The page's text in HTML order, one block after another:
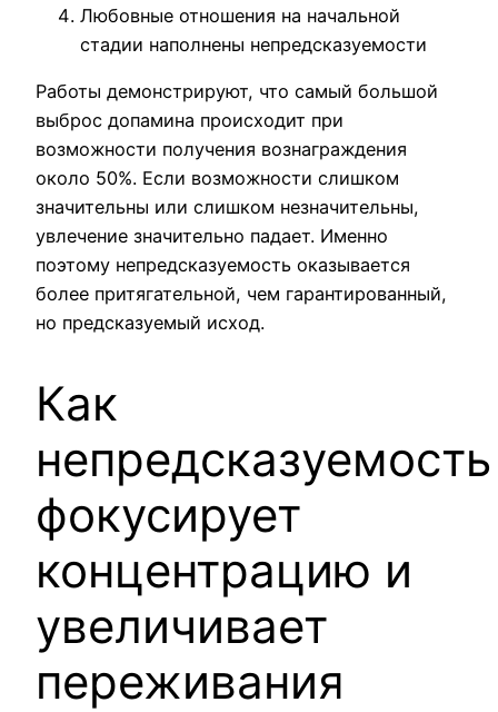
Любовные отношения на начальной
стадии наполнены непредсказуемости
Работы демонстрируют, что самый большой
выброс допамина происходит при
возможности получения вознаграждения
около 50%. Если возможности слишком
значительны или слишком незначительны,
увлечение значительно падает. Именно
поэтому непредсказуемость оказывается
более притягательной, чем гарантированный,
но предсказуемый исход.
Как
непредсказуемость
фокусирует
концентрацию и
увеличивает
переживания